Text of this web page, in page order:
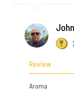
Review
Aroma